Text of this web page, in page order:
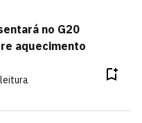
no G20
aquecimento
leitura